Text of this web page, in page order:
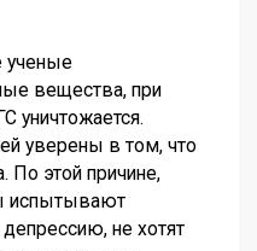
ученые
вещества, при
уничтожается.
уверены в том, что
По этой причине,
испытывают
не хотят